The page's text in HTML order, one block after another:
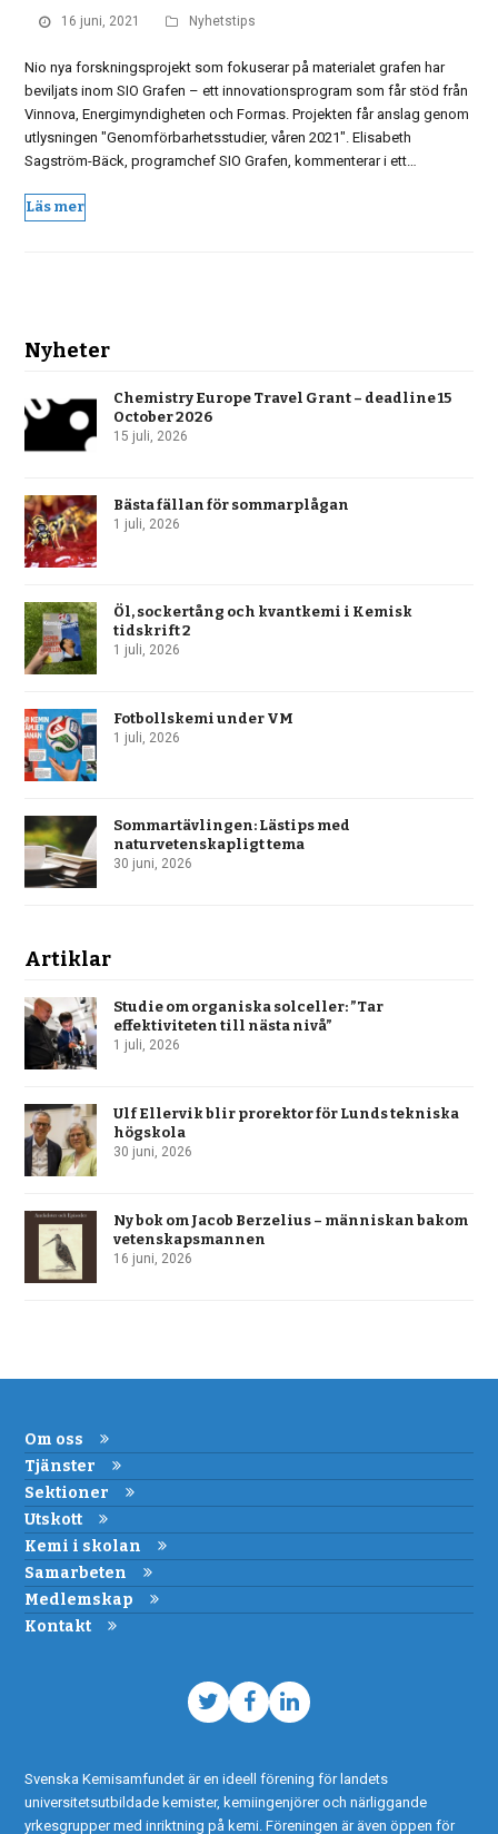
16 juni, 2021 Nyhetstips
Nio nya forskningsprojekt som fokuserar på materialet grafen har
beviljats inom SIO Grafen – ett innovationsprogram som får stöd från
Vinnova, Energimyndigheten och Formas. Projekten får anslag genom
utlysningen "Genomförbarhetsstudier, våren 2021". Elisabeth
Sagström-Bäck, programchef SIO Grafen, kommenterar i ett…
Läs mer
Nyheter
Chemistry Europe Travel Grant – deadline 15
October 2026
15 juli, 2026
Bästa fällan för sommarplågan
1 juli, 2026
Öl, sockertång och kvantkemi i Kemisk
tidskrift 2
1 juli, 2026
Fotbollskemi under VM
1 juli, 2026
Sommartävlingen: Lästips med
naturvetenskapligt tema
30 juni, 2026
Artiklar
Studie om organiska solceller: ”Tar
effektiviteten till nästa nivå”
1 juli, 2026
Ulf Ellervik blir prorektor för Lunds tekniska
högskola
30 juni, 2026
Ny bok om Jacob Berzelius – människan bakom
vetenskapsmannen
16 juni, 2026
Om oss
Tjänster
Sektioner
Utskott
Kemi i skolan
Samarbeten
Medlemskap
Kontakt
TwitterFacebook
LinkedIn
Svenska Kemisamfundet är en ideell förening för landets
universitetsutbildade kemister, kemiingenjörer och närliggande
yrkesgrupper med inriktning på kemi. Föreningen är även öppen för